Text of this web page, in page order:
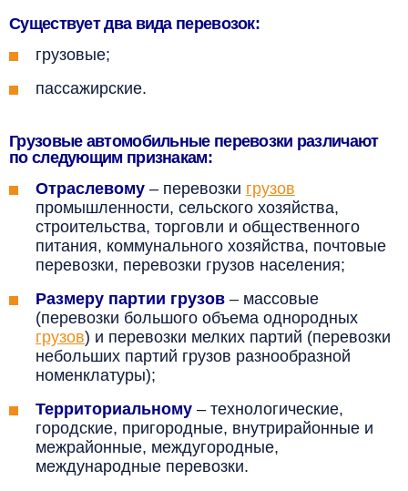
Существует два вида перевозок:
грузовые;
пассажирские.
Грузовые автомобильные перевозки различают
по следующим признакам:
Отраслевому – перевозки грузов
промышленности, сельского хозяйства,
строительства, торговли и общественного
питания, коммунального хозяйства, почтовые
перевозки, перевозки грузов населения;
Размеру партии грузов – массовые
(перевозки большого объема однородных
грузов) и перевозки мелких партий (перевозки
небольших партий грузов разнообразной
номенклатуры);
Территориальному – технологические,
городские, пригородные, внутрирайонные и
межрайонные, междугородные,
международные перевозки.